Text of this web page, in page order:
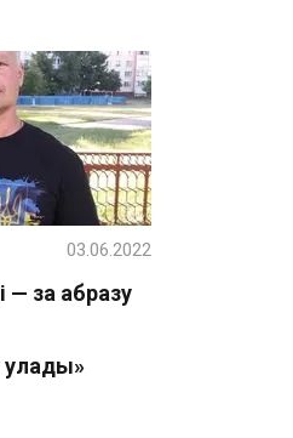
— за абразу
улады»
03.06.2022